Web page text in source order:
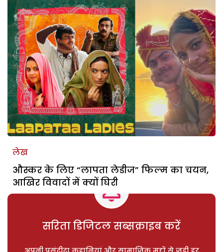
लेख
औस्कर के लिए “लापता लेडीज” फिल्म का चयन,
आखिर विवादों में क्यों घिरी
सरिता डिजिटल सब्सक्राइब करें